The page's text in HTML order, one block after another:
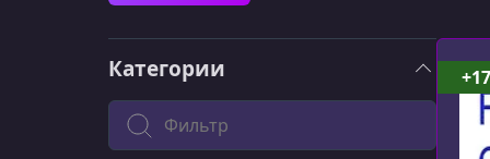
Категории
Поиск по категории
+17